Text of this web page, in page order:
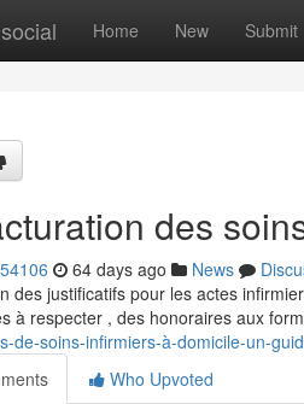
Home New Submit
des
64 days ago News
des justificatifs pour les actes
à respecter , des honoraires aux
de-soins-infirmiers-à-domicile-un-
Who Upvoted